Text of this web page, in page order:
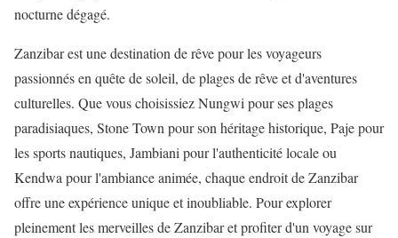
nocturne dégagé.
Zanzibar est une destination de rêve pour les voyageurs
passionnés en quête de soleil, de plages de rêve et d'aventures
culturelles. Que vous choisissiez Nungwi pour ses plages
paradisiaques, Stone Town pour son héritage historique, Paje pour
les sports nautiques, Jambiani pour l'authenticité locale ou
Kendwa pour l'ambiance animée, chaque endroit de Zanzibar
offre une expérience unique et inoubliable. Pour explorer
pleinement les merveilles de Zanzibar et profiter d'un voyage sur